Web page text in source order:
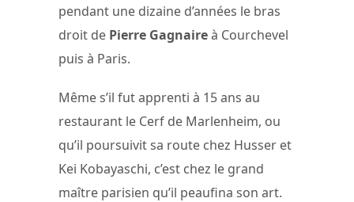
pendant une dizaine d’années le bras
droit de Pierre Gagnaireà Courchevel
puis à Paris.
Même s’il fut apprenti à 15 ans au
restaurant le Cerf de Marlenheim, ou
qu’il poursuivit sa route chez Husser et
Kei Kobayaschi, c’est chez le grand
maître parisien qu’il peaufina son art.